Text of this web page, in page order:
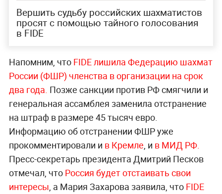
Вершить судьбу российских шахматистов
просят с помощью тайного голосования
в FIDE
Напомним, что FIDE лишила Федерацию шахмат
России (ФШР) членства в организации на срок
два года. Позже санкции против РФ смягчили и
генеральная ассамблея заменила отстранение
на штраф в размере 45 тысяч евро.
Информацию об отстранении ФШР уже
прокомментировали и в Кремле, и в МИД РФ.
Пресс-секретарь президента Дмитрий Песков
отмечал, что Россия будет отстаивать свои
интересы, а Мария Захарова заявила, что FIDE